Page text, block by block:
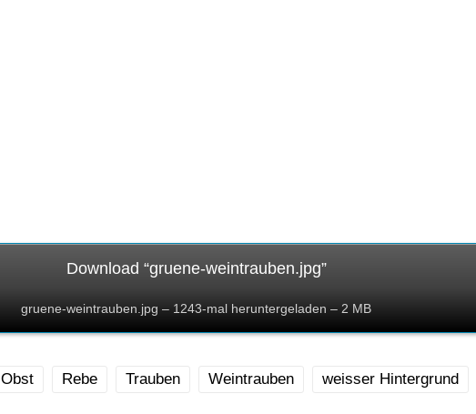
Download “gruene-weintrauben.jpg”
gruene-weintrauben.jpg – 1243-mal heruntergeladen – 2 MB
Obst Rebe Trauben Weintrauben weisser Hintergrund